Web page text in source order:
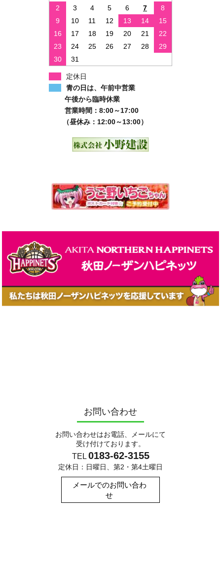
2
3 4 5 6 7
8
9
10 11 12 13 14
15
16
17 18 19 20 21
22
23
24 25 26 27 28
29
30
31
定休日
青の日は、午前中営業
午後から臨時休業
営業時間：8:00～17:00
（昼休み：12:00～13:00）
お問い合わせ
お問い合わせはお電話、メールにて
受け付けております。
TEL0183-62-3155
定休日：日曜日、第2・第4土曜日
メールでのお問い合わ
せ